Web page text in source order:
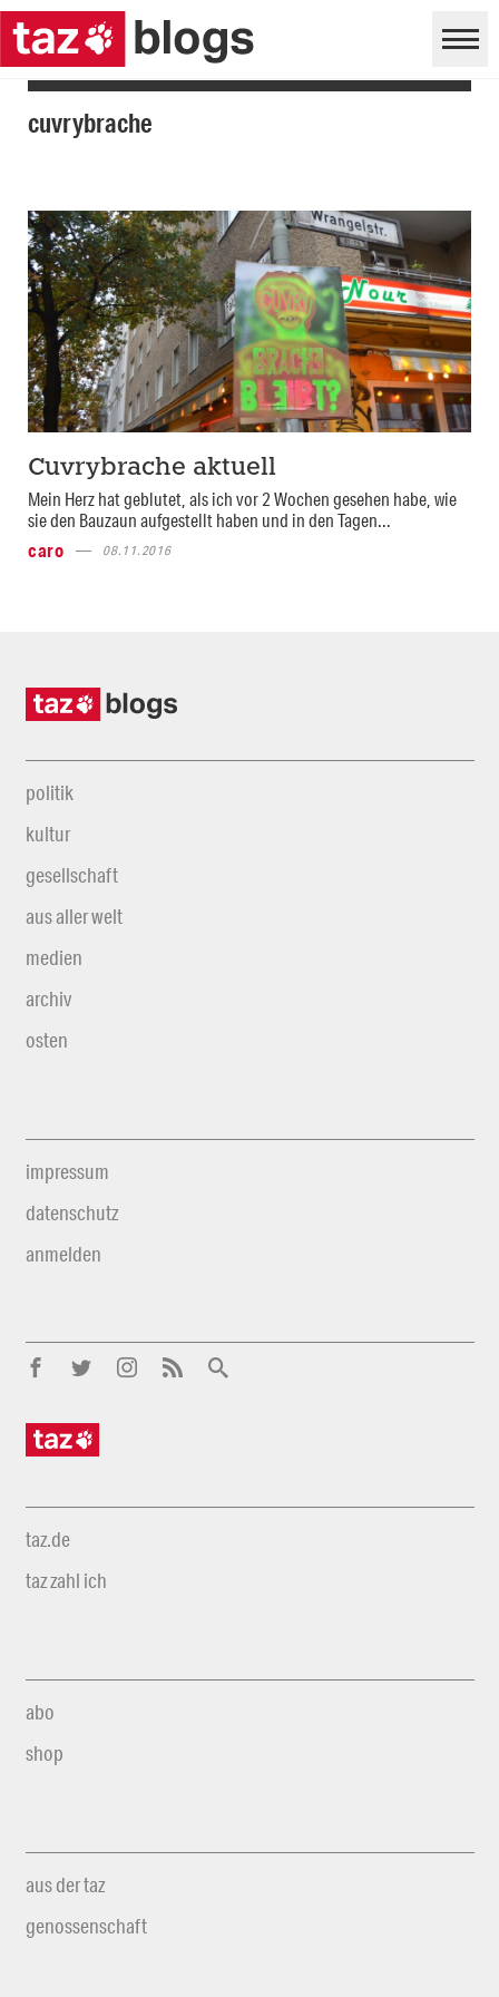
cuvrybrache
Cuvrybrache aktuell
Mein Herz hat geblutet, als ich vor 2 Wochen gesehen habe, wie
sie den Bauzaun aufgestellt haben und in den Tagen...
caro
08.11.2016
politik
kultur
gesellschaft
aus aller welt
medien
archiv
osten
impressum
datenschutz
anmelden
taz.de
taz zahl ich
abo
shop
aus der taz
genossenschaft